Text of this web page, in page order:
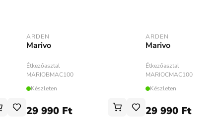
ARDEN
Marivo
Étkezőasztal
MARIOBMAC100
Készleten
29 990 Ft
ARDEN
Marivo
Étkezőasztal
MARIOCMAC100
Készleten
29 990 Ft